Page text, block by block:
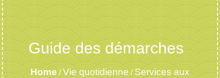
Guide des démarches
Home /Vie quotidienne / Services aux